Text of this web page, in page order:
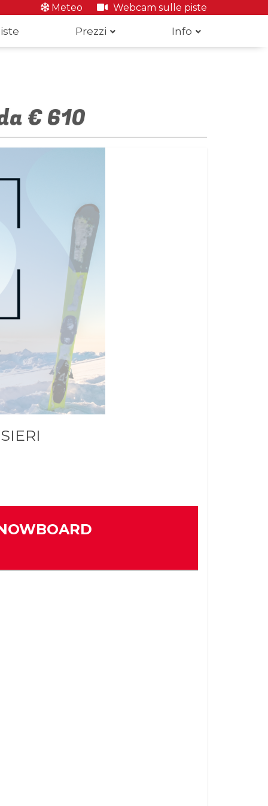
Meteo Webcam sulle piste
Prezzi Info
€ 610